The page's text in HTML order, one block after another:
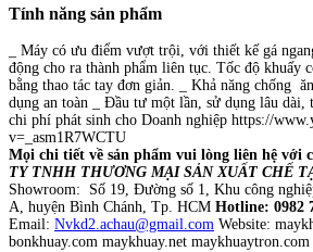
Tính năng sản phẩm
_ Máy có ưu điểm vượt trội, với thiết kế gá
động cho ra thành phẩm liên tục. Tốc độ khuấy
bằng thao tác tay đơn giản. _ Khả năng chống
dụng an toàn _ Đầu tư một lần, sử dụng lâu dài,
chi phí phát sinh cho Doanh nghiệp https://
v=_asm1R7WCTU
Mọi chi tiết về sản phẩm vui lòng liên hệ với
TY TNHH THƯƠNG MẠI SẢN XUẤT CHẾ
Showroom: Số 19, Đường số 1, Khu công
A, huyện Bình Chánh, Tp. HCM Hotline: 0982
Email: Nvkd2.achau@gmail.com Website:
bonkhuay.com maykhuay.net maykhuaytron.com